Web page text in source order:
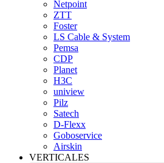
Netpoint
ZTT
Foster
LS Cable & System
Pemsa
CDP
Planet
H3C
uniview
Pilz
Satech
D-Flexx
Goboservice
Airskin
VERTICALES